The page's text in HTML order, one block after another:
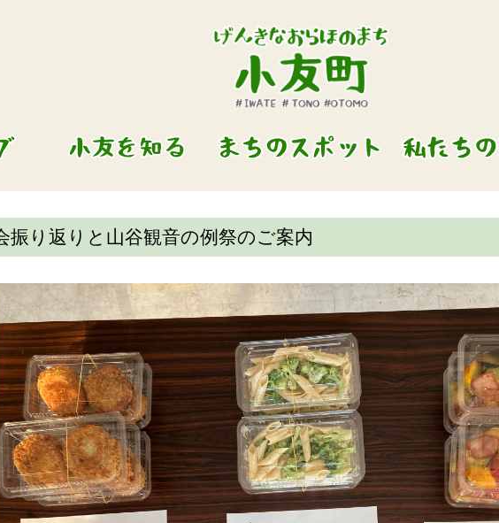
振り返りと山谷観音の例祭のご案内